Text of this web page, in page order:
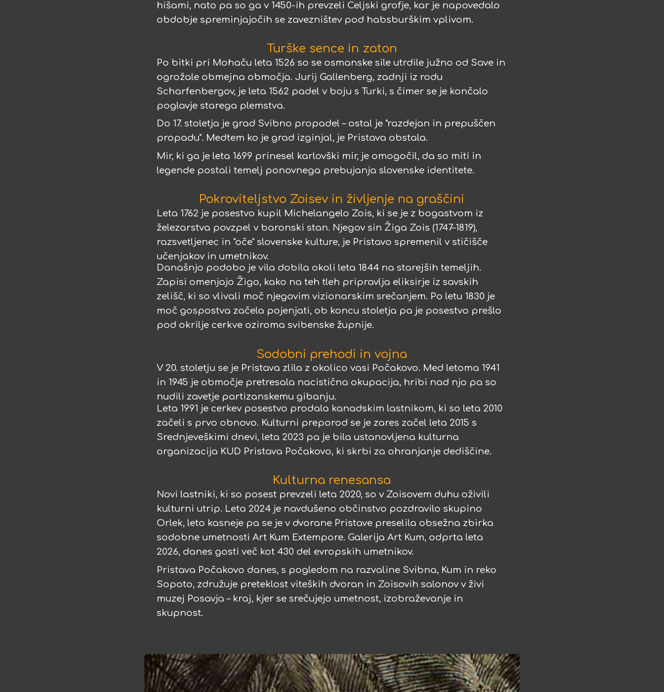
hišami, nato pa so ga v 1450-ih prevzeli Celjski grofje, kar je napovedalo
obdobje spreminjajočih se zavezništev pod habsburškim vplivom.
Turške sence in zaton
Po bitki pri Mohaču leta 1526 so se osmanske sile utrdile južno od Save in
ogrožale obmejna območja. Jurij Gallenberg, zadnji iz rodu
Scharfenbergov, je leta 1562 padel v boju s Turki, s čimer se je končalo
poglavje starega plemstva.
Do 17. stoletja je grad Svibno propadel – ostal je "razdejan in prepuščen
propadu". Medtem ko je grad izginjal, je Pristava obstala.
Mir, ki ga je leta 1699 prinesel karlovški mir, je omogočil, da so miti in
legende postali temelj ponovnega prebujanja slovenske identitete.
Pokroviteljstvo Zoisev in življenje na graščini
Leta 1762 je posestvo kupil Michelangelo Zois, ki se je z bogastvom iz
železarstva povzpel v baronski stan. Njegov sin Žiga Zois (1747–1819),
razsvetljenec in "oče" slovenske kulture, je Pristavo spremenil v stičišče
učenjakov in umetnikov.
Današnjo podobo je vila dobila okoli leta 1844 na starejših temeljih.
Zapisi omenjajo Žigo, kako na teh tleh pripravlja eliksirje iz savskih
zelišč, ki so vlivali moč njegovim vizionarskim srečanjem. Po letu 1830 je
moč gospostva začela pojenjati, ob koncu stoletja pa je posestvo prešlo
pod okrilje cerkve oziroma svibenske župnije.
Sodobni prehodi in vojna
V 20. stoletju se je Pristava zlila z okolico vasi Počakovo. Med letoma 1941
in 1945 je območje pretresala nacistična okupacija, hribi nad njo pa so
nudili zavetje partizanskemu gibanju.
Leta 1991 je cerkev posestvo prodala kanadskim lastnikom, ki so leta 2010
začeli s prvo obnovo. Kulturni preporod se je zares začel leta 2015 s
Srednjeveškimi dnevi, leta 2023 pa je bila ustanovljena kulturna
organizacija KUD Pristava Počakovo, ki skrbi za ohranjanje dediščine.
Kulturna renesansa
Novi lastniki, ki so posest prevzeli leta 2020, so v Zoisovem duhu oživili
kulturni utrip. Leta 2024 je navdušeno občinstvo pozdravilo skupino
Orlek, leto kasneje pa se je v dvorane Pristave preselila obsežna zbirka
sodobne umetnosti Art Kum Extempore. Galerija Art Kum, odprta leta
2026, danes gosti več kot 430 del evropskih umetnikov.
Pristava Počakovo danes, s pogledom na razvaline Svibna, Kum in reko
Sopoto, združuje preteklost viteških dvoran in Zoisovih salonov v živi
muzej Posavja – kraj, kjer se srečujejo umetnost, izobraževanje in
skupnost.